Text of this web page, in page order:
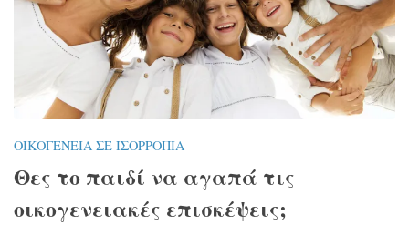
ΟΙΚΟΓΈΝΕΙΑ ΣΕ ΙΣΟΡΡΟΠΊΑ
Θες το παιδί να αγαπά τις
οικογενειακές επισκέψεις;